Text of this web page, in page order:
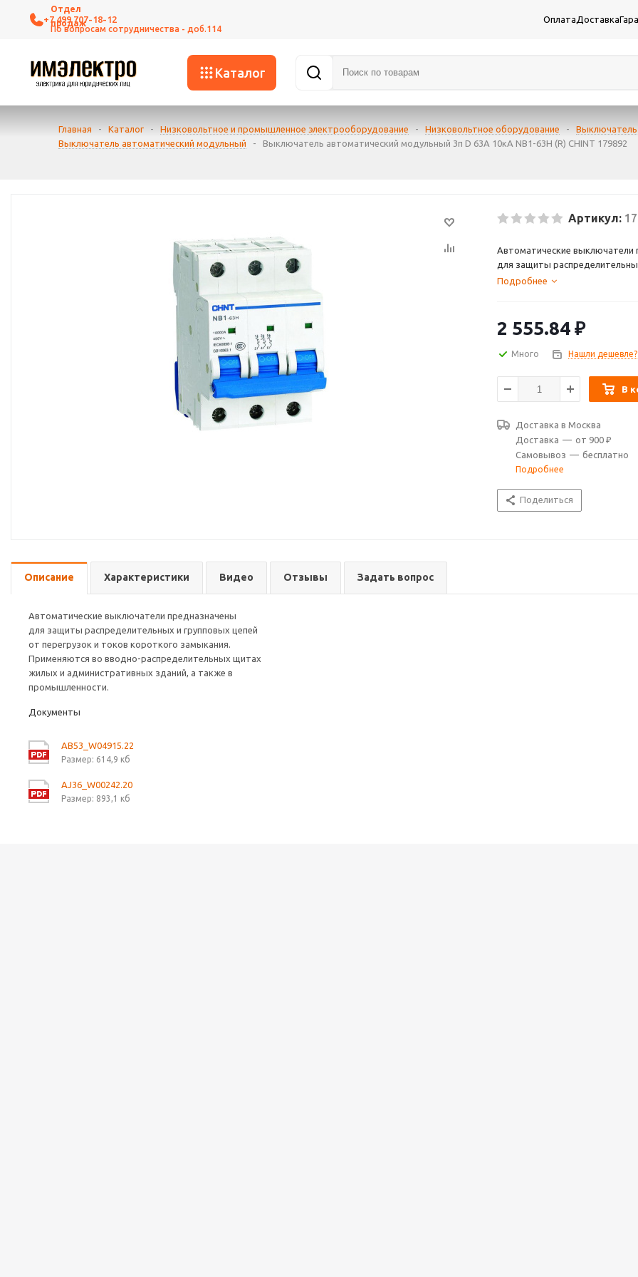
+7 499 707-18-12 ОплатаДоставка
Каталог
Главная - Каталог - Низковольтное и промышленное электрооборудование - Низковольтное оборудование - Выключатель
Выключатель автоматический модульный
- Выключатель автоматический модульный 3п D 63А 10кА NB1-63H (R) CHINT 179892
Артикул:
Автоматические выключатели
для защиты
от перегрузок и токов
промышленности.
Подробнее
2 555.84 ₽
Много Нашли дешевле?
В
Доставка в Москва
Доставка — от 900 ₽
Самовывоз — бесплатно
Подробнее
Поделиться
Описание Характеристики Видео Отзывы Задать вопрос
Автоматические выключатели предназначены
для защиты распределительных и групповых цепей
от перегрузок и токов короткого замыкания.
Применяются во вводно-распределительных щитах
жилых и административных зданий, а также в
промышленности.
Документы
AB53_W04915.22
Размер: 614,9 кб
AJ36_W00242.20
Размер: 893,1 кб